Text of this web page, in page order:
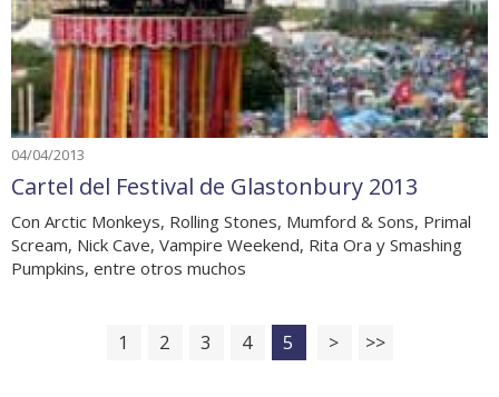
04/04/2013
Cartel del Festival de Glastonbury 2013
Con Arctic Monkeys, Rolling Stones, Mumford & Sons, Primal
Scream, Nick Cave, Vampire Weekend, Rita Ora y Smashing
Pumpkins, entre otros muchos
1 2 3 4 5 > >>